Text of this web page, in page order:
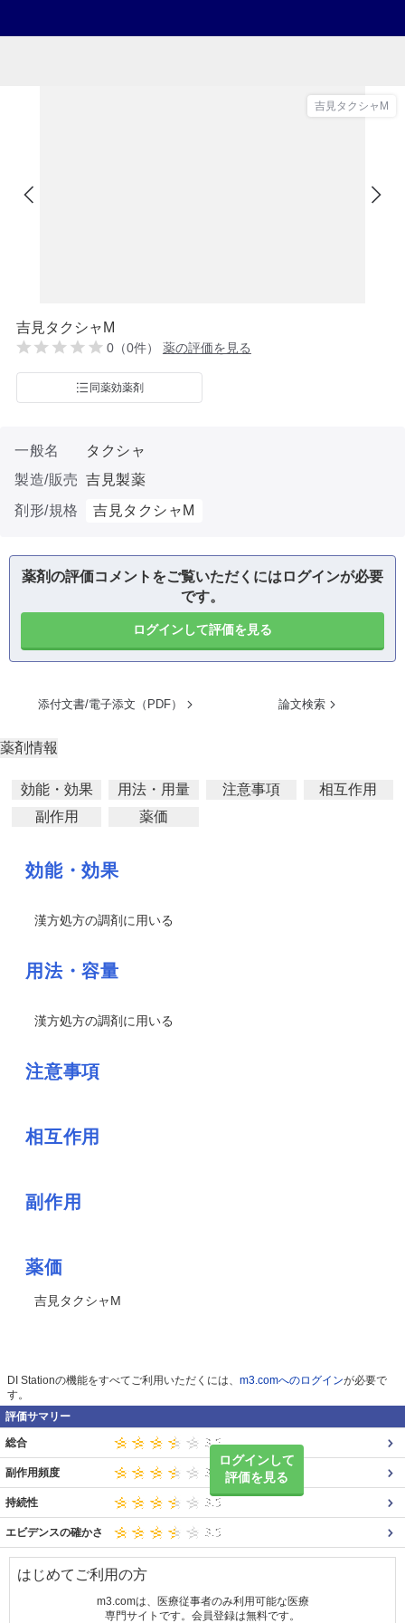
吉見タクシャM
吉見タクシャM
0（0件） 薬の評価を見る
同薬効薬剤
一般名
タクシャ
製造/販売 吉見製薬
剤形/規格
吉見タクシャM
薬剤の評価コメントをご覧いただくにはログインが必要
です。
ログインして評価を見る
添付文書/電子添文（PDF） 論文検索
薬剤情報
効能・効果 用法・用量 注意事項
相互作用
副作用
薬価
効能・効果
漢方処方の調剤に用いる
用法・容量
漢方処方の調剤に用いる
注意事項
相互作用
副作用
薬価
吉見タクシャM
DI Stationの機能をすべてご利用いただくには、 m3.comへのログインが必要で
す。
評価サマリー
ログインして
評価を見る
総合
副作用頻度
持続性
エビデンスの確かさ
はじめてご利用の方
m3.comは、医療従事者のみ利用可能な医療
専門サイトです。会員登録は無料です。